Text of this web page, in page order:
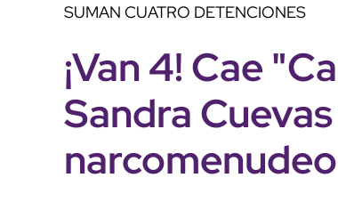
SUMAN CUATRO DETENCIONES
¡Van 4! Cae
Sandra
narcomenudeo